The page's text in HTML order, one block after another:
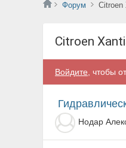
Форум Citroen
Citroen
Войдите , чтобы
Нодар